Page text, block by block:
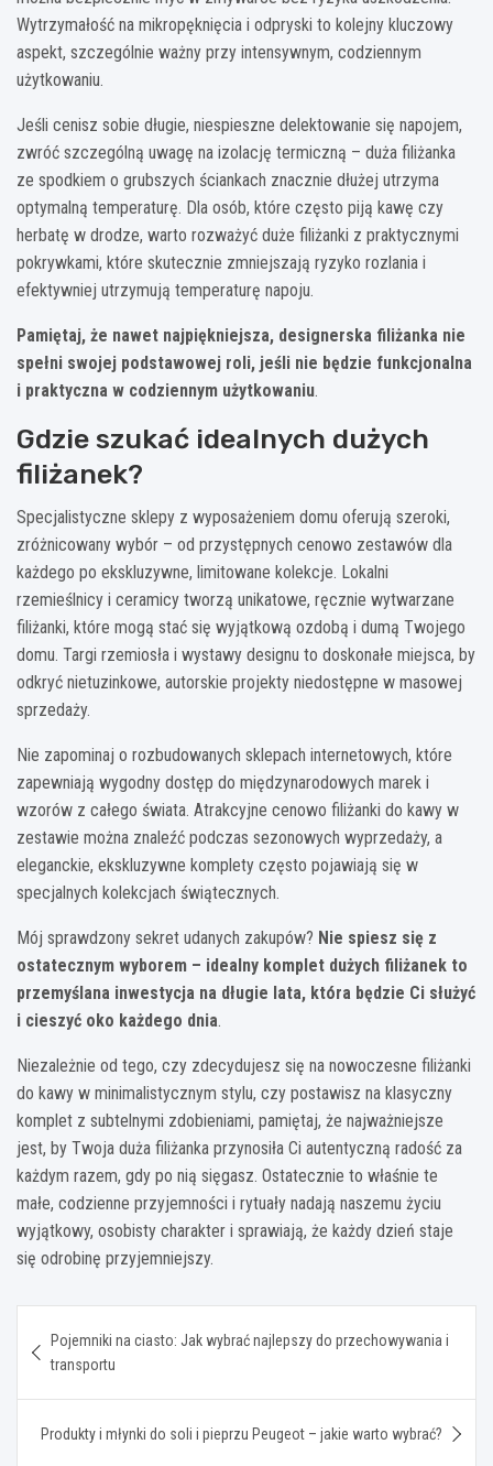
Wytrzymałość na mikropęknięcia i odpryski to kolejny kluczowy
aspekt, szczególnie ważny przy intensywnym, codziennym
użytkowaniu.
Jeśli cenisz sobie długie, niespieszne delektowanie się napojem,
zwróć szczególną uwagę na izolację termiczną – duża filiżanka
ze spodkiem o grubszych ściankach znacznie dłużej utrzyma
optymalną temperaturę. Dla osób, które często piją kawę czy
herbatę w drodze, warto rozważyć duże filiżanki z praktycznymi
pokrywkami, które skutecznie zmniejszają ryzyko rozlania i
efektywniej utrzymują temperaturę napoju.
Pamiętaj, że nawet najpiękniejsza, designerska filiżanka nie
spełni swojej podstawowej roli, jeśli nie będzie funkcjonalna
i praktyczna w codziennym użytkowaniu.
Gdzie szukać idealnych dużych
filiżanek?
Specjalistyczne sklepy z wyposażeniem domu oferują szeroki,
zróżnicowany wybór – od przystępnych cenowo zestawów dla
każdego po ekskluzywne, limitowane kolekcje. Lokalni
rzemieślnicy i ceramicy tworzą unikatowe, ręcznie wytwarzane
filiżanki, które mogą stać się wyjątkową ozdobą i dumą Twojego
domu. Targi rzemiosła i wystawy designu to doskonałe miejsca, by
odkryć nietuzinkowe, autorskie projekty niedostępne w masowej
sprzedaży.
Nie zapominaj o rozbudowanych sklepach internetowych, które
zapewniają wygodny dostęp do międzynarodowych marek i
wzorów z całego świata. Atrakcyjne cenowo filiżanki do kawy w
zestawie można znaleźć podczas sezonowych wyprzedaży, a
eleganckie, ekskluzywne komplety często pojawiają się w
specjalnych kolekcjach świątecznych.
Mój sprawdzony sekret udanych zakupów? Nie spiesz się z
ostatecznym wyborem – idealny komplet dużych filiżanek to
przemyślana inwestycja na długie lata, która będzie Ci służyć
i cieszyć oko każdego dnia.
Niezależnie od tego, czy zdecydujesz się na nowoczesne filiżanki
do kawy w minimalistycznym stylu, czy postawisz na klasyczny
komplet z subtelnymi zdobieniami, pamiętaj, że najważniejsze
jest, by Twoja duża filiżanka przynosiła Ci autentyczną radość za
każdym razem, gdy po nią sięgasz. Ostatecznie to właśnie te
małe, codzienne przyjemności i rytuały nadają naszemu życiu
wyjątkowy, osobisty charakter i sprawiają, że każdy dzień staje
się odrobinę przyjemniejszy.
wpisu
Pojemniki na ciasto: Jak wybrać najlepszy do przechowywania i
transportu
Produkty i młynki do soli i pieprzu Peugeot – jakie warto wybrać?